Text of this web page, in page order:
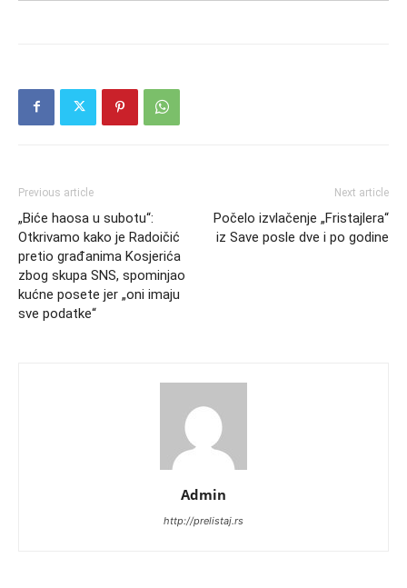
Previous article
„Biće haosa u subotu“:
Otkrivamo kako je Radoičić
pretio građanima Kosjerića
zbog skupa SNS, spominjao
kućne posete jer „oni imaju
sve podatke“
Next article
Počelo izvlačenje „Fristajlera“
iz Save posle dve i po godine
Admin
http://prelistaj.rs